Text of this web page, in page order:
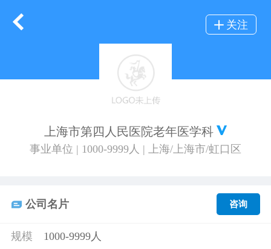
关注
上海市第四人民医院老年医学科
事业单位 | 1000-9999人 | 上海/上海市/虹口区
公司名片 咨询
规模
1000-9999人